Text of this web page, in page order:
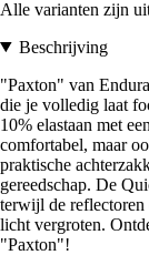
Alle varianten zijn
Beschrijving
"Paxton" van
die je volledig laat
10% elastaan met
comfortabel, maar
praktische
gereedschap. De
terwijl de reflectoren
licht vergroten.
"Paxton"!